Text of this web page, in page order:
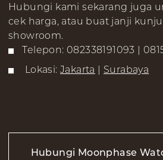
Hubungi kami sekarang juga
cek harga, atau buat janji
showroom.
Telepon: 082338191093 |
Lokasi:Jakarta | Surabaya
Hubungi Moonphase